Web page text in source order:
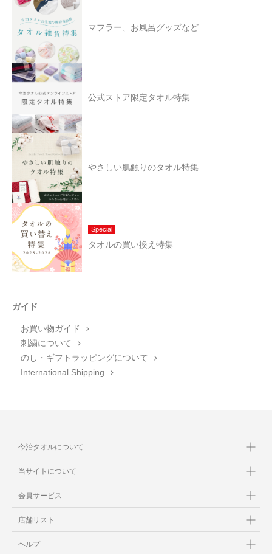
マフラー、お風呂グッズなど
公式ストア限定タオル特集
やさしい肌触りのタオル特集
Special
タオルの買い換え特集
ガイド
お買い物ガイド
刺繍について
のし・ギフトラッピングについて
International Shipping
今治タオルについて
当サイトについて
会員サービス
店舗リスト
ヘルプ